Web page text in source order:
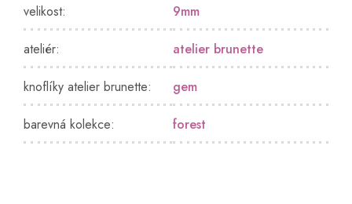
velikost: 9mm
ateliér: atelier brunette
knoflíky atelier brunette: gem
barevná kolekce: forest